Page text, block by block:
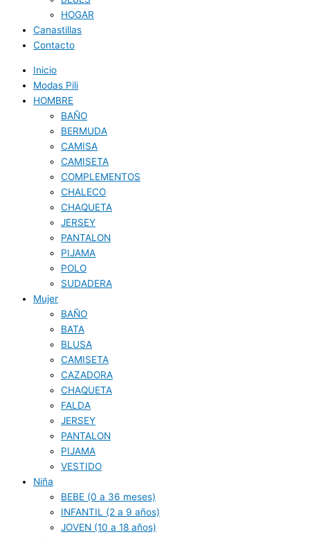
HOGAR
Canastillas
Contacto
Inicio
Modas Pili
HOMBRE
BAÑO
BERMUDA
CAMISA
CAMISETA
COMPLEMENTOS
CHALECO
CHAQUETA
JERSEY
PANTALON
PIJAMA
POLO
SUDADERA
Mujer
BAÑO
BATA
BLUSA
CAMISETA
CAZADORA
CHAQUETA
FALDA
JERSEY
PANTALON
PIJAMA
VESTIDO
Niña
BEBE (0 a 36 meses)
INFANTIL (2 a 9 años)
JOVEN (10 a 18 años)